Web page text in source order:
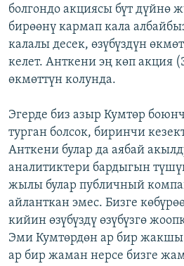
болгондо акциясы бүт дүйнө
бирөөнү кармап кала
калалы десек, өзүбүздүн
келет. Анткени эң көп акция
өкмөттүн колунда.
Эгерде биз азыр Кумтөр
турган болсок, биринчи
Анткени булар да аябай
аналитиктери бардыгын
жылы булар публичный
айланткан эмес. Бизге
кийин өзүбүздү өзүбүзгө
Эми Кумтөрдөн ар бир
ар бир жаман нерсе бизге